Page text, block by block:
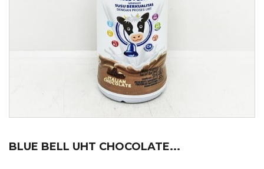
BLUE BELL UHT CHOCOLATE...